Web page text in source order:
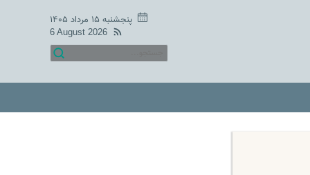
پنجشنبه ۱۵ مرداد ۱۴۰۵
6 August 2026